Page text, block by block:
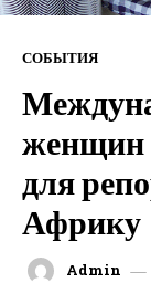
СОБЫТИЯ
женщин
для
Африку
Admin